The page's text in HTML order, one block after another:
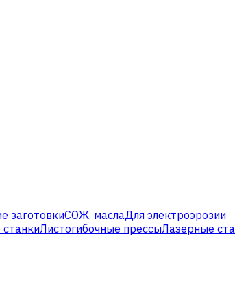
заготовкиСОЖ, маслаДля электроэрозии
Листогибочные прессыЛазерные